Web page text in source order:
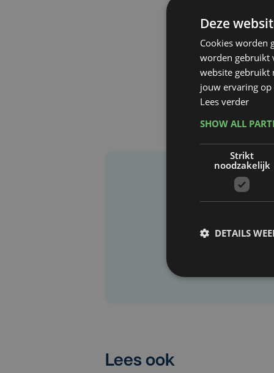
Lees ook
Deze
Cookies worden
worden gebruikt
website gebruikt
jouw ervaring op
Lees verder
SHOW ALL
Strikt
noodzakelijk
DETAILS